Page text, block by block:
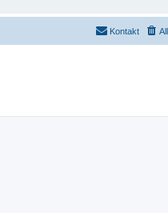
Kontakt